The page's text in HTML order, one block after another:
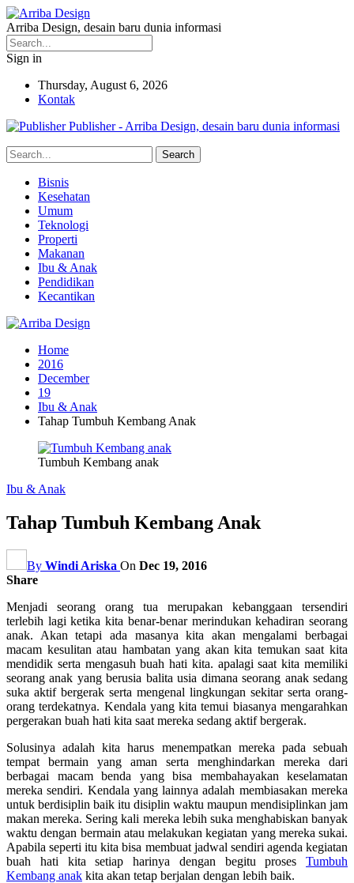
Arriba Design, desain baru dunia informasi
Sign in
Thursday, August 6, 2026
Kontak
Publisher - Arriba Design, desain baru dunia informasi
Bisnis
Kesehatan
Umum
Teknologi
Properti
Makanan
Ibu & Anak
Pendidikan
Kecantikan
Home
2016
December
19
Ibu & Anak
Tahap Tumbuh Kembang Anak
Tumbuh Kembang anak
Ibu & Anak
Tahap Tumbuh Kembang Anak
By Windi Ariska On Dec 19, 2016
Share
Menjadi seorang orang tua merupakan kebanggaan tersendiri
terlebih lagi ketika kita benar-benar merindukan kehadiran seorang
anak. Akan tetapi ada masanya kita akan mengalami berbagai
macam kesulitan atau hambatan yang akan kita temukan saat kita
mendidik serta mengasuh buah hati kita. apalagi saat kita memiliki
seorang anak yang berusia balita usia dimana seorang anak sedang
suka aktif bergerak serta mengenal lingkungan sekitar serta orang-
orang terdekatnya. Kendala yang kita temui biasanya mengarahkan
pergerakan buah hati kita saat mereka sedang aktif bergerak.
Solusinya adalah kita harus menempatkan mereka pada sebuah
tempat bermain yang aman serta menghindarkan mereka dari
berbagai macam benda yang bisa membahayakan keselamatan
mereka sendiri. Kendala yang lainnya adalah membiasakan mereka
untuk berdisiplin baik itu disiplin waktu maupun mendisiplinkan jam
makan mereka. Sering kali mereka lebih suka menghabiskan banyak
waktu dengan bermain atau melakukan kegiatan yang mereka sukai.
Apabila seperti itu kita bisa membuat jadwal sendiri agenda kegiatan
buah hati kita setiap harinya dengan begitu proses Tumbuh
Kembang anak kita akan tetap berjalan dengan lebih baik.